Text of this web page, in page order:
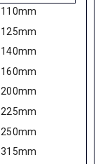
110mm
125mm
140mm
160mm
200mm
225mm
250mm
315mm